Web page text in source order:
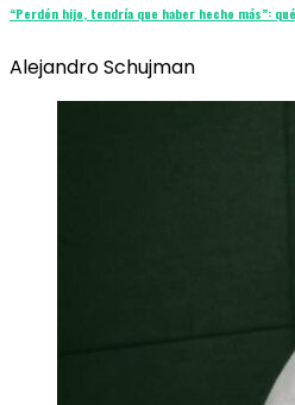
“Perdón hijo, tendría que haber hecho más”:
Alejandro Schujman